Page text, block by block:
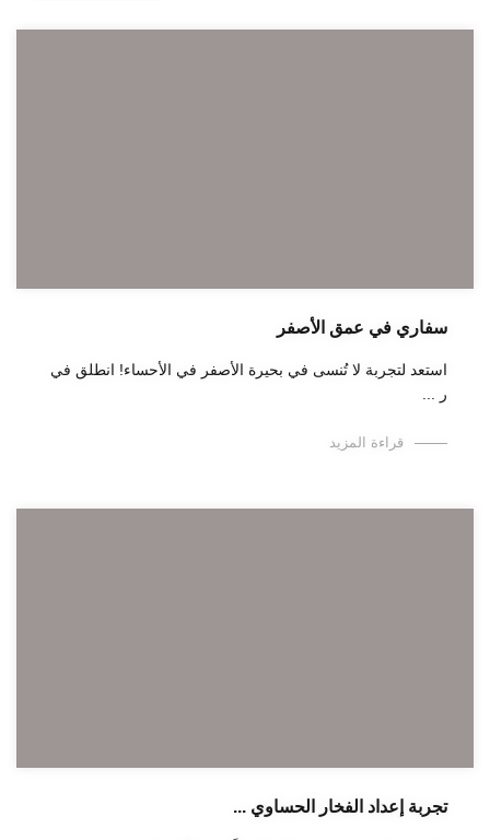
سفاري في عمق الأصفر
استعد لتجربة لا تُنسى في بحيرة الأصفر في الأحساء! انطلق في
ر ...
قراءة المزيد
تجربة إعداد الفخار الحساوي ...